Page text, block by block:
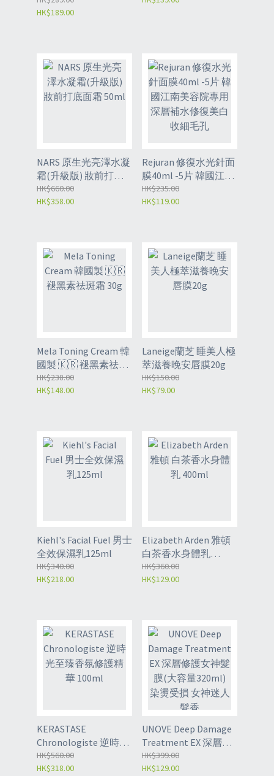
1ml*28枚入
HK$189.00
NARS 原生光亮澤水凝
霜(升級版) 妝前打底
面霜 50ml
HK$660.00
HK$358.00
Rejuran 修復水光針面
膜40ml -5片 韓國江南
美容院專用 深層補水
修復美白收細毛孔
HK$235.00
HK$119.00
Mela Toning Cream 韓
國製 🇰🇷 褪黑素祛斑
霜 30g
HK$238.00
HK$148.00
Laneige蘭芝 睡美人極
萃滋養晚安唇膜20g
HK$150.00
HK$79.00
Kiehl's Facial Fuel 男士
全效保濕乳125ml
HK$340.00
HK$218.00
Elizabeth Arden 雅頓
白茶香水身體乳
400ml
HK$360.00
HK$129.00
KERASTASE
Chronologiste 逆時光
至臻香氛修護精華
100ml
HK$560.00
HK$318.00
UNOVE Deep Damage
Treatment EX 深層修
護女神髮膜(大容量
320ml) 染燙受損 女神
HK$399.00
HK$129.00